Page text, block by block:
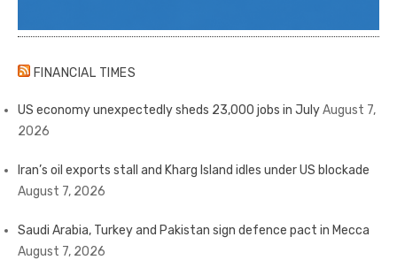
FINANCIAL TIMES
US economy unexpectedly sheds 23,000 jobs in JulyAugust 7,
2026
Iran’s oil exports stall and Kharg Island idles under US blockade
August 7, 2026
Saudi Arabia, Turkey and Pakistan sign defence pact in Mecca
August 7, 2026